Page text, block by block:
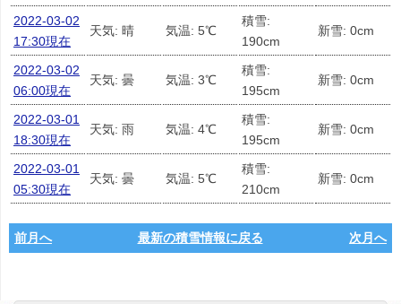
2022-03-02
17:30現在
天気: 晴 気温: 5℃
積雪:
190cm
新雪: 0cm
2022-03-02
06:00現在
天気: 曇 気温: 3℃
積雪:
195cm
新雪: 0cm
2022-03-01
18:30現在
天気: 雨 気温: 4℃
積雪:
195cm
新雪: 0cm
2022-03-01
05:30現在
天気: 曇 気温: 5℃
積雪:
210cm
新雪: 0cm
前月へ 最新の積雪情報に戻る 次月へ